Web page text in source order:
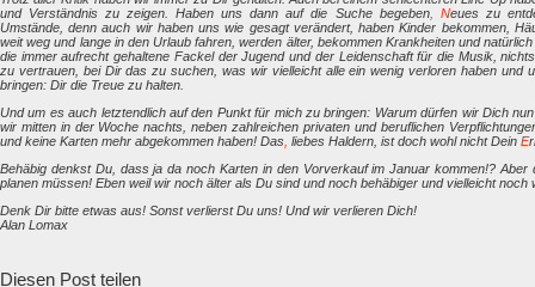
und Verständnis zu zeigen. Haben uns dann auf die Suche begeben, Neues zu
Umstände, denn auch wir haben uns wie gesagt verändert, haben Kinder bekommen,
weit weg und lange in den Urlaub fahren, werden älter, bekommen Krankheiten und
die immer aufrecht gehaltene Fackel der Jugend und der Leidenschaft für die Musik,
zu vertrauen, bei Dir das zu suchen, was wir vielleicht alle ein wenig verloren haben und
bringen: Dir die Treue zu halten.
Und um es auch letztendlich auf den Punkt für mich zu bringen: Warum dürfen wir Dich
wir mitten in der Woche nachts, neben zahlreichen privaten und beruflichen
und keine Karten mehr abgekommen haben! Das liebes Haldern, ist doch wohl nicht Dein E
Behäbig denkst Du, dass ja da noch Karten in den Vorverkauf im Januar kommen!?
planen müssen! Eben weil wir noch älter als Du sind und noch behäbiger und vielleicht noch
Denk Dir bitte etwas aus! Sonst verlierst Du uns! Und wir verlieren Dich!
Alan Lomax
Diesen Post teilen